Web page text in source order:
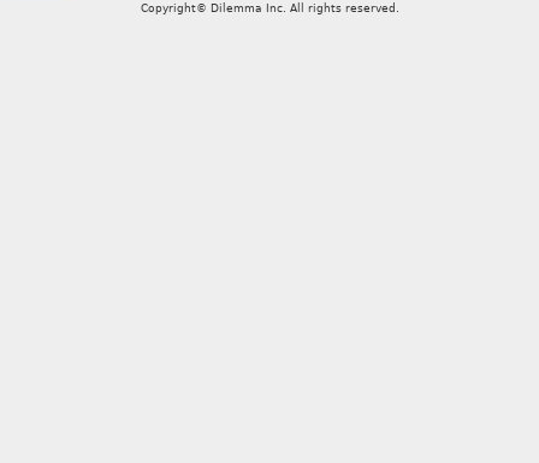
Copyright© Dilemma Inc. All rights reserved.